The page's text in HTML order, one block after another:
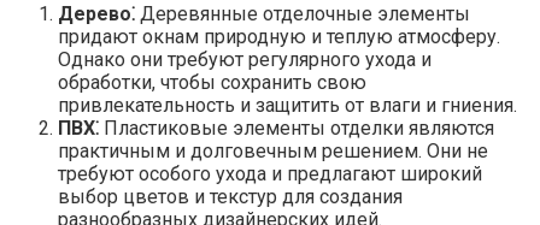
Дерево⁚ Деревянные отделочные элементы
придают окнам природную и теплую атмосферу.
Однако они требуют регулярного ухода и
обработки, чтобы сохранить свою
привлекательность и защитить от влаги и гниения.
ПВХ⁚ Пластиковые элементы отделки являются
практичным и долговечным решением.​ Они не
требуют особого ухода и предлагают широкий
выбор цветов и текстур для создания
разнообразных дизайнерских идей.​